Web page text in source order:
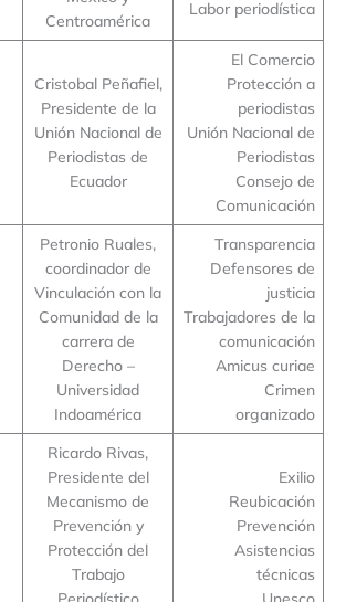
Centroamérica
Labor periodística
Cristobal Peñafiel,
Presidente de la
Unión Nacional de
Periodistas de
Ecuador
El Comercio
Protección a
periodistas
Unión Nacional de
Periodistas
Consejo de
Comunicación
Petronio Ruales,
coordinador de
Vinculación con la
Comunidad de la
carrera de
Derecho –
Universidad
Indoamérica
Transparencia
Defensores de
justicia
Trabajadores de la
comunicación
Amicus curiae
Crimen
organizado
Ricardo Rivas,
Presidente del
Mecanismo de
Prevención y
Protección del
Trabajo
Exilio
Reubicación
Prevención
Asistencias
técnicas